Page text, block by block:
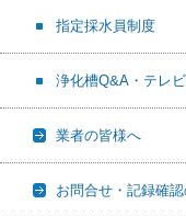
指定採水員制度
浄化槽Q&A・テレ
業者の皆様へ
お問合せ・記録確